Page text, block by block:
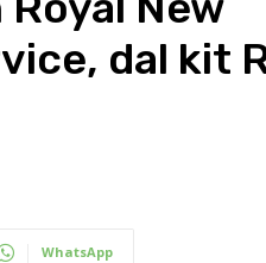
dal kit
WhatsApp